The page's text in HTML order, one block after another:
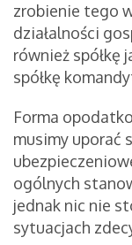
zrobienie tego
działalności
również spółkę
spółkę
Forma
musimy uporać
ogólnych
jednak nic nie
sytuacjach